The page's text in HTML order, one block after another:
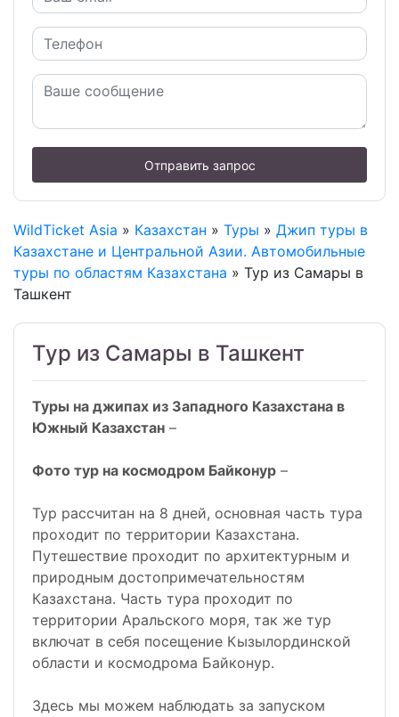
Отправить запрос
WildTicket Asia » Казахстан » Туры » Джип туры в
Казахстане и Центральной Азии. Автомобильные
туры по областям Казахстана » Тур из Самары в
Ташкент
Тур из Самары в Ташкент
Туры на джипах из Западного Казахстана в
Южный Казахстан –
Фото тур на космодром Байконур –
Тур рассчитан на 8 дней, основная часть тура
проходит по территории Казахстана.
Путешествие проходит по архитектурным и
природным достопримечательностям
Казахстана. Часть тура проходит по
территории Аральского моря, так же тур
включат в себя посещение Кызылординской
области и космодрома Байконур.
Здесь мы можем наблюдать за запуском